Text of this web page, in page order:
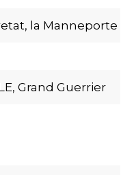
la Manneporte
Grand Guerrier